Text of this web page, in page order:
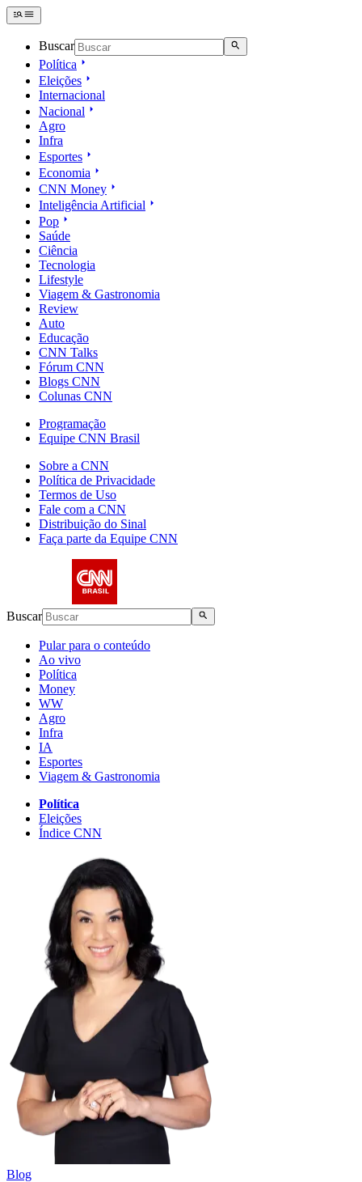
Buscar
Política
Eleições
Internacional
Nacional
Agro
Infra
Esportes
Economia
CNN Money
Inteligência Artificial
Pop
Saúde
Ciência
Tecnologia
Lifestyle
Viagem & Gastronomia
Review
Auto
Educação
CNN Talks
Fórum CNN
Blogs CNN
Colunas CNN
Programação
Equipe CNN Brasil
Sobre a CNN
Política de Privacidade
Termos de Uso
Fale com a CNN
Distribuição do Sinal
Faça parte da Equipe CNN
Buscar
Pular para o conteúdo
Ao vivo
Política
Money
WW
Agro
Infra
IA
Esportes
Viagem & Gastronomia
Política
Eleições
Índice CNN
Blog